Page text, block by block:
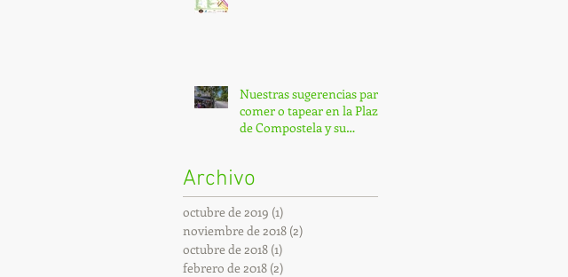
Nuestras sugerencias para
comer o tapear en la Plaza
de Compostela y su
Archivo
octubre de 2019 (1)
noviembre de 2018 (2)
octubre de 2018 (1)
febrero de 2018 (2)